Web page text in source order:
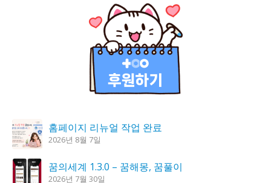
홈페이지 리뉴얼 작업 완료
2026년 8월 7일
꿈의세계 1.3.0 – 꿈해몽, 꿈풀이
2026년 7월 30일